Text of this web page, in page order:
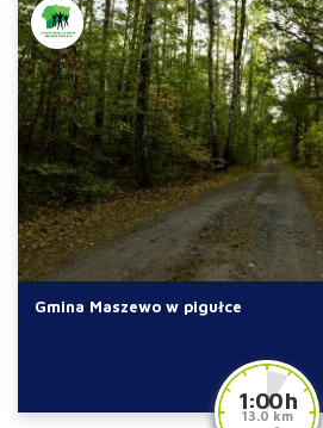
Gmina Maszewo w pigułce
1:00 h
13.0 km